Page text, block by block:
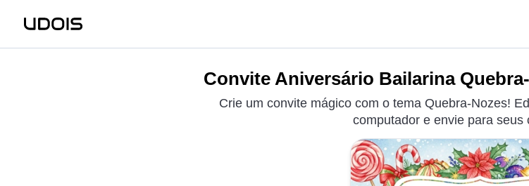
Convite Aniversário Bailarina
Crie um convite mágico com o tema Quebra-Nozes!
computador e envie para seus